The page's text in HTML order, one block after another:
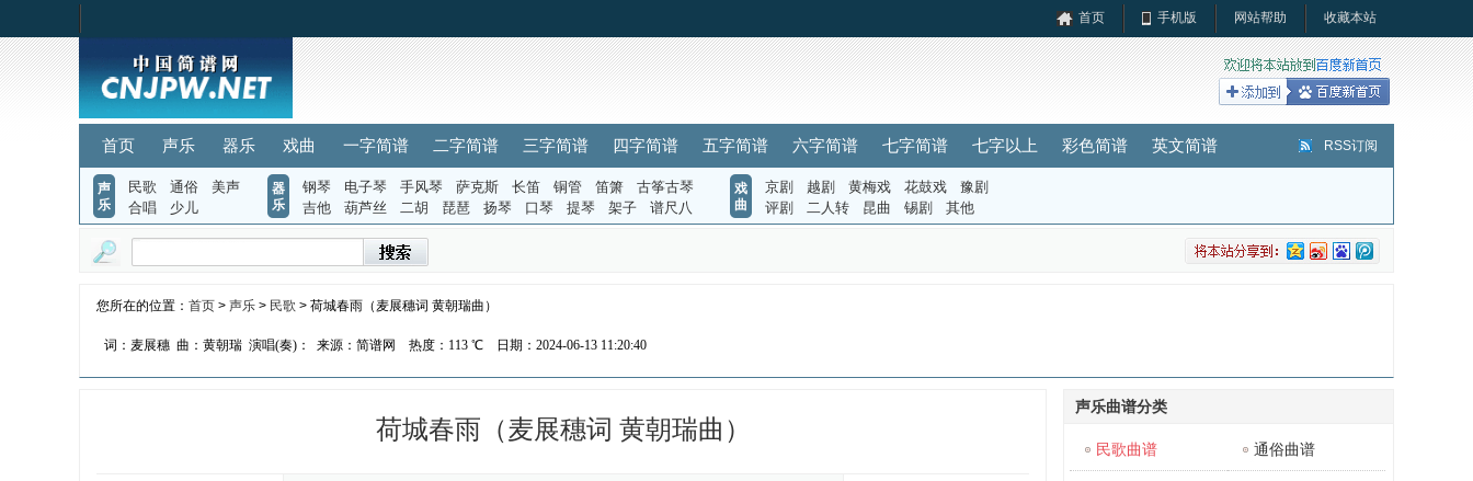
首页 手机版 网站帮助 收藏本站
首页 声乐 器乐 戏曲 一字简谱 二字简谱 三字简谱 四字简谱 五字简谱 六字简谱 七字简谱 七字以上 彩色简谱 英文简谱 RSS订阅
声
乐
民歌 通俗
美声
合唱
少儿
器
乐
钢琴 电子琴 手风琴 萨克斯 长笛 铜管 笛箫
古筝古琴
吉他
葫芦丝 二胡 琵琶 扬琴 口琴 提琴 架子 谱尺八
戏
曲
京剧 越剧 黄梅戏 花鼓戏
豫剧
评剧
二人转 昆曲 锡剧 其他
您所在的位置： 首页 > 声乐 > 民歌 > 荷城春雨（麦展穗词 黄朝瑞曲）
词：麦展穗 曲：黄朝瑞 演唱(奏)： 来源：简谱网 热度： 113 ℃ 日期：2024-06-13 11:20:40
荷城春雨（麦展穗词 黄朝瑞曲）
声乐曲谱分类
民歌曲谱 通俗曲谱